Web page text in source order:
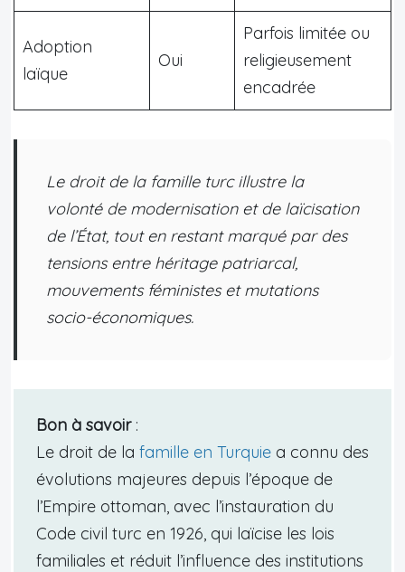
Adoption
laïque
Oui
Parfois limitée ou
religieusement
encadrée
Le droit de la famille turc illustre la
volonté de modernisation et de laïcisation
de l’État, tout en restant marqué par des
tensions entre héritage patriarcal,
mouvements féministes et mutations
socio-économiques.
Bon à savoir:
Le droit de la famille en Turquie a connu des
évolutions majeures depuis l’époque de
l’Empire ottoman, avec l’instauration du
Code civil turc en 1926, qui laïcise les lois
familiales et réduit l’influence des institutions